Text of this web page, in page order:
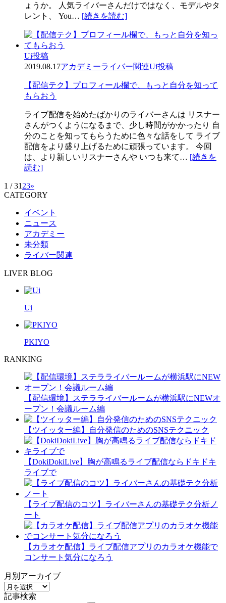
ょうか。 人気ライバーさんだけではなく、モデルやタ
レント、 You… [続きを読む]
Ui投稿
2019.08.17アカデミーライバー関連Ui投稿
【配信テク】プロフィール欄で、もっと自分を知って
もらおう
ライブ配信を始めたばかりのライバーさんは リスナー
さんがつくようになるまで、少し時間がかかったり 自
分のことを知ってもらうために色々な話をして ライブ
配信をより盛り上げるために頑張っています。 今回
は、より新しいリスナーさんや いつも来て… [続きを
読む]
1 / 31 23»
CATEGORY
イベント
ニュース
アカデミー
未分類
ライバー関連
LIVER BLOG
Ui
PKIYO
RANKING
【配信環境】ステラライバールームが横浜駅にNEWオ
ープン！会議ルーム編
【ツイッター編】自分発信のためのSNSテクニック
【DokiDokiLive】胸が高鳴るライブ配信ならドキドキ
ライブで
【ライブ配信のコツ】ライバーさんの基礎テク分析ノ
ート
【カラオケ配信】ライブ配信アプリのカラオケ機能で
コンサート気分になろう
月別アーカイブ
記事検索